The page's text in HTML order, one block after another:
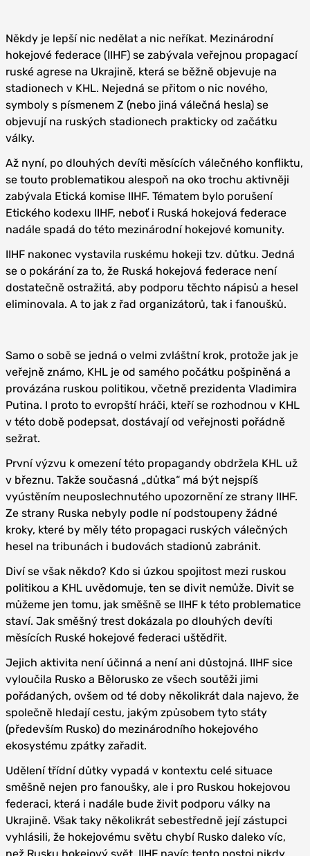
Někdy je lepší nic nedělat a nic neříkat. Mezinárodní
hokejové federace (IIHF) se zabývala veřejnou propagací
ruské agrese na Ukrajině, která se běžně objevuje na
stadionech v KHL. Nejedná se přitom o nic nového,
symboly s písmenem Z (nebo jiná válečná hesla) se
objevují na ruských stadionech prakticky od začátku
války.
Až nyní, po dlouhých devíti měsících válečného konfliktu,
se touto problematikou alespoň na oko trochu aktivněji
zabývala Etická komise IIHF. Tématem bylo porušení
Etického kodexu IIHF, neboť i Ruská hokejová federace
nadále spadá do této mezinárodní hokejové komunity.
IIHF nakonec vystavila ruskému hokeji tzv. důtku. Jedná
se o pokárání za to, že Ruská hokejová federace není
dostatečně ostražitá, aby podporu těchto nápisů a hesel
eliminovala. A to jak z řad organizátorů, tak i fanoušků.
Samo o sobě se jedná o velmi zvláštní krok, protože jak je
veřejně známo, KHL je od samého počátku pošpiněná a
provázána ruskou politikou, včetně prezidenta Vladimira
Putina. I proto to evropští hráči, kteří se rozhodnou v KHL
v této době podepsat, dostávají od veřejnosti pořádně
sežrat.
První výzvu k omezení této propagandy obdržela KHL už
v březnu. Takže současná „důtka“ má být nejspíš
vyústěním neuposlechnutého upozornění ze strany IIHF.
Ze strany Ruska nebyly podle ní podstoupeny žádné
kroky, které by měly této propagaci ruských válečných
hesel na tribunách i budovách stadionů zabránit.
Diví se však někdo? Kdo si úzkou spojitost mezi ruskou
politikou a KHL uvědomuje, ten se divit nemůže. Divit se
můžeme jen tomu, jak směšně se IIHF k této problematice
staví. Jak směšný trest dokázala po dlouhých devíti
měsících Ruské hokejové federaci uštědřit.
Jejich aktivita není účinná a není ani důstojná. IIHF sice
vyloučila Rusko a Bělorusko ze všech soutěži jimi
pořádaných, ovšem od té doby několikrát dala najevo, že
společně hledají cestu, jakým způsobem tyto státy
(především Rusko) do mezinárodního hokejového
ekosystému zpátky zařadit.
Udělení třídní důtky vypadá v kontextu celé situace
směšně nejen pro fanoušky, ale i pro Ruskou hokejovou
federaci, která i nadále bude živit podporu války na
Ukrajině. Však taky několikrát sebestředně její zástupci
vyhlásili, že hokejovému světu chybí Rusko daleko víc,